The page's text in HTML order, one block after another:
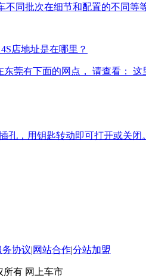
同批次在细节和配置的不同等等
店地址是在哪里？
莞有下面的网点， 请查看： 这
孔，用钥匙转动即可打开或关闭。
务协议|网站合作|分站加盟
所有 网上车市